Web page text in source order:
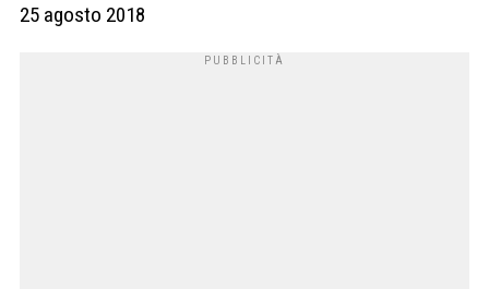
25 agosto 2018